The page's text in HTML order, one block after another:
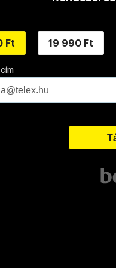
Ft 19 990 Ft